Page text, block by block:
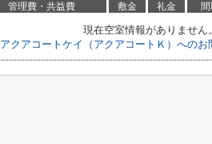
管理費・共益費 敷金 礼金 間
現在空室情報がありません。
アクアコートケイ（アクアコートＫ）へのお